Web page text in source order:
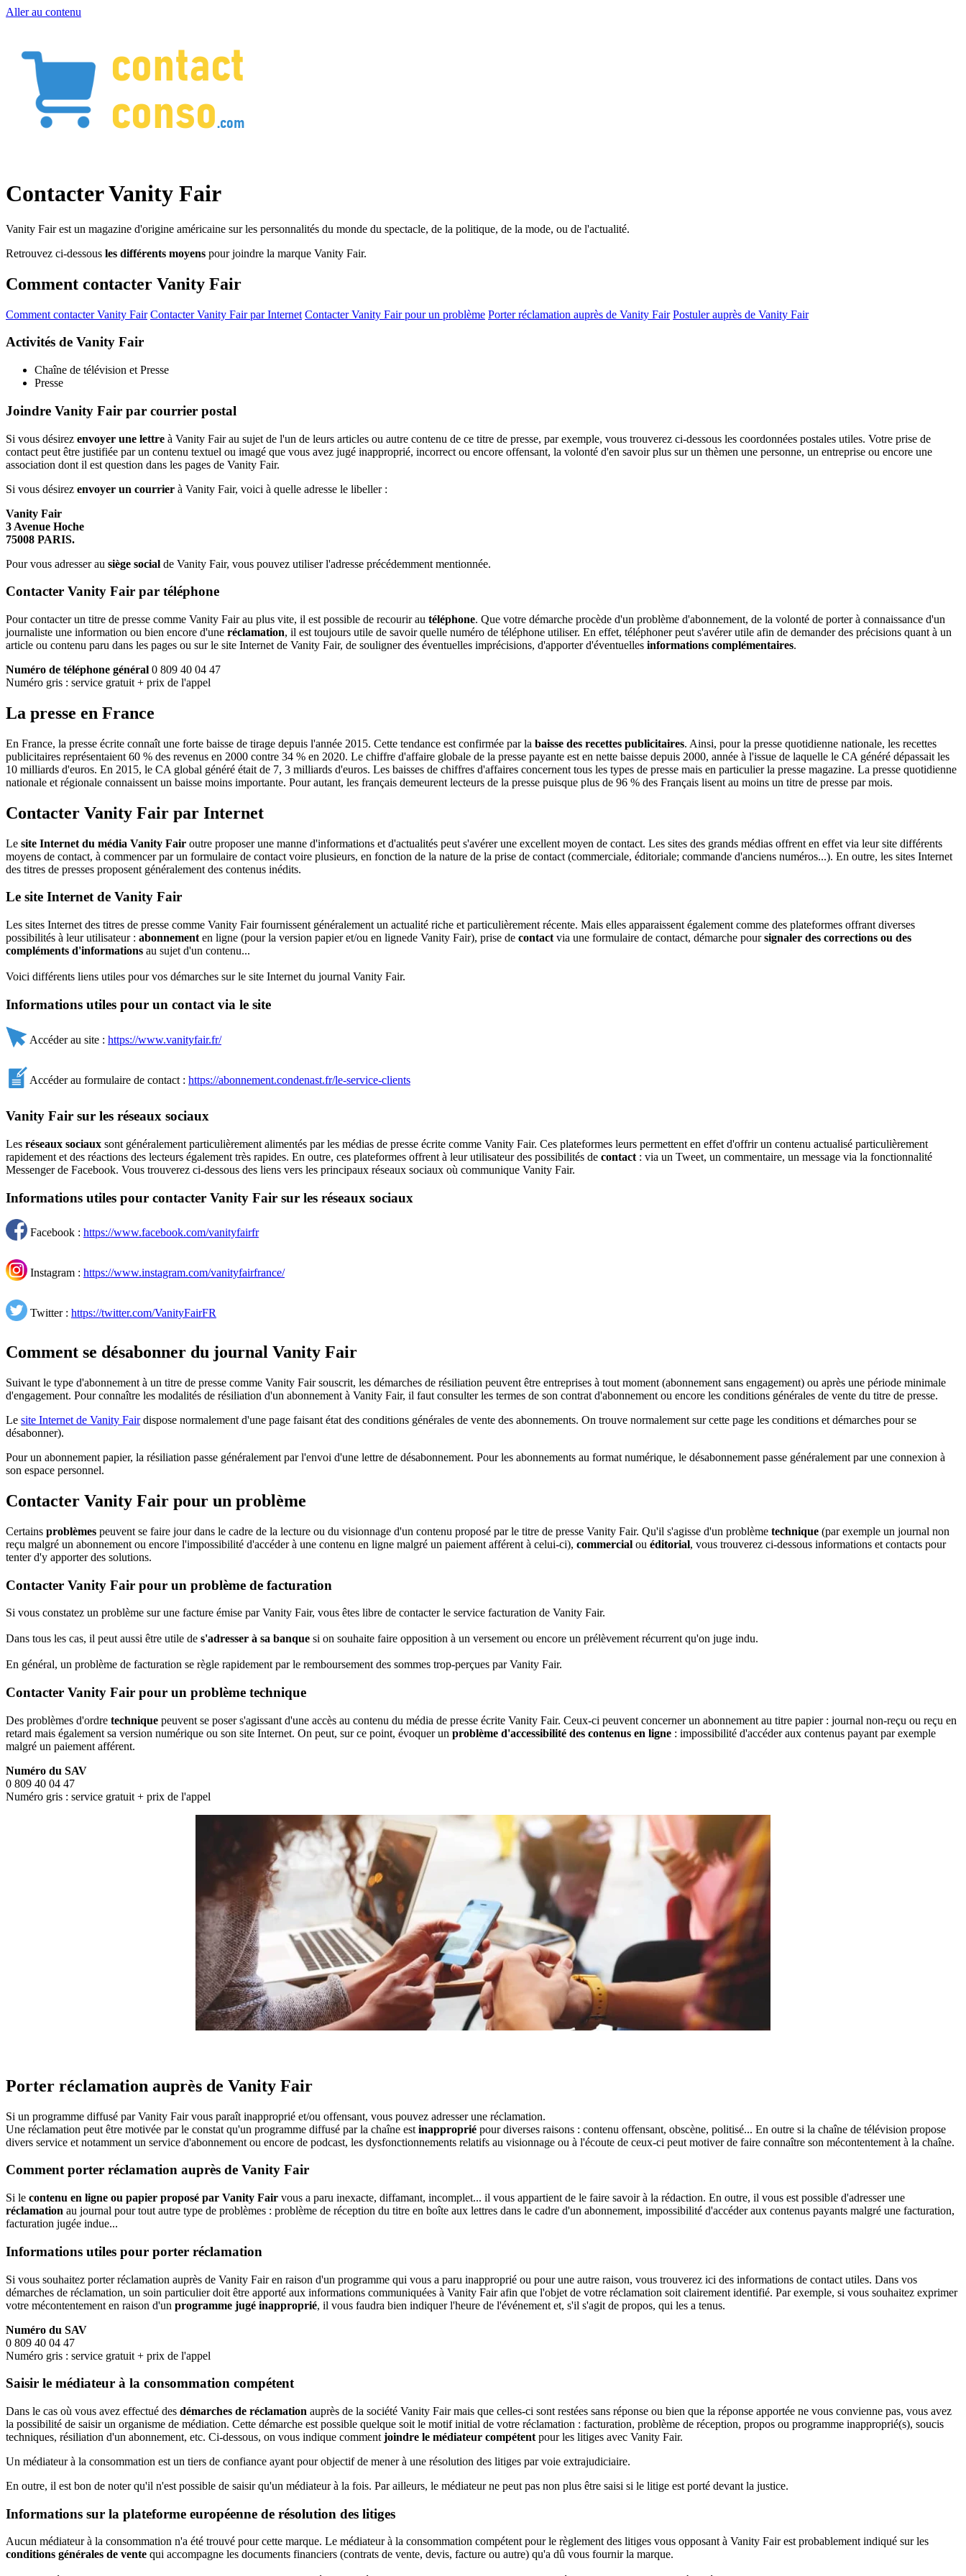
Aller au contenu
Contacter Vanity Fair
Vanity Fair est un magazine d'origine américaine sur les personnalités du monde du spectacle, de la politique, de la mode, ou de l'actualité.
Retrouvez ci-dessous les différents moyens pour joindre la marque Vanity Fair.
Comment contacter Vanity Fair
Comment contacter Vanity Fair Contacter Vanity Fair par Internet Contacter Vanity Fair pour un problème Porter réclamation auprès de Vanity Fair Postuler auprès de Vanity Fair
Activités de Vanity Fair
Chaîne de télévision et Presse
Presse
Joindre Vanity Fair par courrier postal
Si vous désirez envoyer une lettre à Vanity Fair au sujet de l'un de leurs articles ou autre contenu de ce titre de presse, par exemple, vous trouverez ci-dessous les coordonnées postales utiles. Votre prise de
contact peut être justifiée par un contenu textuel ou imagé que vous avez jugé inapproprié, incorrect ou encore offensant, la volonté d'en savoir plus sur un thèmen une personne, un entreprise ou encore une
association dont il est question dans les pages de Vanity Fair.
Si vous désirez envoyer un courrier à Vanity Fair, voici à quelle adresse le libeller :
Vanity Fair
3 Avenue Hoche
75008 PARIS.
Pour vous adresser au siège social de Vanity Fair, vous pouvez utiliser l'adresse précédemment mentionnée.
Contacter Vanity Fair par téléphone
Pour contacter un titre de presse comme Vanity Fair au plus vite, il est possible de recourir au téléphone. Que votre démarche procède d'un problème d'abonnement, de la volonté de porter à connaissance d'un
journaliste une information ou bien encore d'une réclamation, il est toujours utile de savoir quelle numéro de téléphone utiliser. En effet, téléphoner peut s'avérer utile afin de demander des précisions quant à un
article ou contenu paru dans les pages ou sur le site Internet de Vanity Fair, de souligner des éventuelles imprécisions, d'apporter d'éventuelles informations complémentaires.
Numéro de téléphone général 0 809 40 04 47
Numéro gris : service gratuit + prix de l'appel
La presse en France
En France, la presse écrite connaît une forte baisse de tirage depuis l'année 2015. Cette tendance est confirmée par la baisse des recettes publicitaires. Ainsi, pour la presse quotidienne nationale, les recettes
publicitaires représentaient 60 % des revenus en 2000 contre 34 % en 2020. Le chiffre d'affaire globale de la presse payante est en nette baisse depuis 2000, année à l'issue de laquelle le CA généré dépassait les
10 milliards d'euros. En 2015, le CA global généré était de 7, 3 milliards d'euros. Les baisses de chiffres d'affaires concernent tous les types de presse mais en particulier la presse magazine. La presse quotidienne
nationale et régionale connaissent un baisse moins importante. Pour autant, les français demeurent lecteurs de la presse puisque plus de 96 % des Français lisent au moins un titre de presse par mois.
Contacter Vanity Fair par Internet
Le site Internet du média Vanity Fair outre proposer une manne d'informations et d'actualités peut s'avérer une excellent moyen de contact. Les sites des grands médias offrent en effet via leur site différents
moyens de contact, à commencer par un formulaire de contact voire plusieurs, en fonction de la nature de la prise de contact (commerciale, éditoriale; commande d'anciens numéros...). En outre, les sites Internet
des titres de presses proposent généralement des contenus inédits.
Le site Internet de Vanity Fair
Les sites Internet des titres de presse comme Vanity Fair fournissent généralement un actualité riche et particulièrement récente. Mais elles apparaissent également comme des plateformes offrant diverses
possibilités à leur utilisateur : abonnement en ligne (pour la version papier et/ou en lignede Vanity Fair), prise de contact via une formulaire de contact, démarche poursignaler des corrections ou des
compléments d'informations au sujet d'un contenu...
Voici différents liens utiles pour vos démarches sur le site Internet du journal Vanity Fair.
Informations utiles pour un contact via le site
Accéder au site : https://www.vanityfair.fr/
Accéder au formulaire de contact : https://abonnement.condenast.fr/le-service-clients
Vanity Fair sur les réseaux sociaux
Les réseaux sociaux sont généralement particulièrement alimentés par les médias de presse écrite comme Vanity Fair. Ces plateformes leurs permettent en effet d'offrir un contenu actualisé particulièrement
rapidement et des réactions des lecteurs également très rapides. En outre, ces plateformes offrent à leur utilisateur des possibilités de contact : via un Tweet, un commentaire, un message via la fonctionnalité
Messenger de Facebook. Vous trouverez ci-dessous des liens vers les principaux réseaux sociaux où communique Vanity Fair.
Informations utiles pour contacter Vanity Fair sur les réseaux sociaux
Facebook : https://www.facebook.com/vanityfairfr
Instagram : https://www.instagram.com/vanityfairfrance/
Twitter : https://twitter.com/VanityFairFR
Comment se désabonner du journal Vanity Fair
Suivant le type d'abonnement à un titre de presse comme Vanity Fair souscrit, les démarches de résiliation peuvent être entreprises à tout moment (abonnement sans engagement) ou après une période minimale
d'engagement. Pour connaître les modalités de résiliation d'un abonnement à Vanity Fair, il faut consulter les termes de son contrat d'abonnement ou encore les conditions générales de vente du titre de presse.
Le site Internet de Vanity Fairdispose normalement d'une page faisant état des conditions générales de vente des abonnements. On trouve normalement sur cette page les conditions et démarches pour se
désabonner).
Pour un abonnement papier, la résiliation passe généralement par l'envoi d'une lettre de désabonnement. Pour les abonnements au format numérique, le désabonnement passe généralement par une connexion à
son espace personnel.
Contacter Vanity Fair pour un problème
Certains problèmes peuvent se faire jour dans le cadre de la lecture ou du visionnage d'un contenu proposé par le titre de presse Vanity Fair. Qu'il s'agisse d'un problème technique (par exemple un journal non
reçu malgré un abonnement ou encore l'impossibilité d'accéder à une contenu en ligne malgré un paiement afférent à celui-ci), commercial ou éditorial, vous trouverez ci-dessous informations et contacts pour
tenter d'y apporter des solutions.
Contacter Vanity Fair pour un problème de facturation
Si vous constatez un problème sur une facture émise par Vanity Fair, vous êtes libre de contacter le service facturation de Vanity Fair.
Dans tous les cas, il peut aussi être utile de s'adresser à sa banque si on souhaite faire opposition à un versement ou encore un prélèvement récurrent qu'on juge indu.
En général, un problème de facturation se règle rapidement par le remboursement des sommes trop-perçues par Vanity Fair.
Contacter Vanity Fair pour un problème technique
Des problèmes d'ordre technique peuvent se poser s'agissant d'une accès au contenu du média de presse écrite Vanity Fair. Ceux-ci peuvent concerner un abonnement au titre papier : journal non-reçu ou reçu en
retard mais également sa version numérique ou son site Internet. On peut, sur ce point, évoquer un problème d'accessibilité des contenus en ligne : impossibilité d'accéder aux contenus payant par exemple
malgré un paiement afférent.
Numéro du SAV
0 809 40 04 47
Numéro gris : service gratuit + prix de l'appel
Porter réclamation auprès de Vanity Fair
Si un programme diffusé par Vanity Fair vous paraît inapproprié et/ou offensant, vous pouvez adresser une réclamation.
Une réclamation peut être motivée par le constat qu'un programme diffusé par la chaîne est inapproprié pour diverses raisons : contenu offensant, obscène, politisé... En outre si la chaîne de télévision propose
divers service et notamment un service d'abonnement ou encore de podcast, les dysfonctionnements relatifs au visionnage ou à l'écoute de ceux-ci peut motiver de faire connaître son mécontentement à la chaîne.
Comment porter réclamation auprès de Vanity Fair
Si le contenu en ligne ou papier proposé par Vanity Fair vous a paru inexacte, diffamant, incomplet... il vous appartient de le faire savoir à la rédaction. En outre, il vous est possible d'adresser une
réclamation au journal pour tout autre type de problèmes : problème de réception du titre en boîte aux lettres dans le cadre d'un abonnement, impossibilité d'accéder aux contenus payants malgré une facturation,
facturation jugée indue...
Informations utiles pour porter réclamation
Si vous souhaitez porter réclamation auprès de Vanity Fair en raison d'un programme qui vous a paru inapproprié ou pour une autre raison, vous trouverez ici des informations de contact utiles. Dans vos
démarches de réclamation, un soin particulier doit être apporté aux informations communiquées à Vanity Fair afin que l'objet de votre réclamation soit clairement identifié. Par exemple, si vous souhaitez exprimer
votre mécontentement en raison d'un programme jugé inapproprié, il vous faudra bien indiquer l'heure de l'événement et, s'il s'agit de propos, qui les a tenus.
Numéro du SAV
0 809 40 04 47
Numéro gris : service gratuit + prix de l'appel
Saisir le médiateur à la consommation compétent
Dans le cas où vous avez effectué des démarches de réclamation auprès de la société Vanity Fair mais que celles-ci sont restées sans réponse ou bien que la réponse apportée ne vous convienne pas, vous avez
la possibilité de saisir un organisme de médiation. Cette démarche est possible quelque soit le motif initial de votre réclamation : facturation, problème de réception, propos ou programme inapproprié(s), soucis
techniques, résiliation d'un abonnement, etc. Ci-dessous, on vous indique comment joindre le médiateur compétent pour les litiges avec Vanity Fair.
Un médiateur à la consommation est un tiers de confiance ayant pour objectif de mener à une résolution des litiges par voie extrajudiciaire.
En outre, il est bon de noter qu'il n'est possible de saisir qu'un médiateur à la fois. Par ailleurs, le médiateur ne peut pas non plus être saisi si le litige est porté devant la justice.
Informations sur la plateforme européenne de résolution des litiges
Aucun médiateur à la consommation n'a été trouvé pour cette marque. Le médiateur à la consommation compétent pour le règlement des litiges vous opposant à Vanity Fair est probablement indiqué sur les
conditions générales de vente qui accompagne les documents financiers (contrats de vente, devis, facture ou autre) qu'a dû vous fournir la marque.